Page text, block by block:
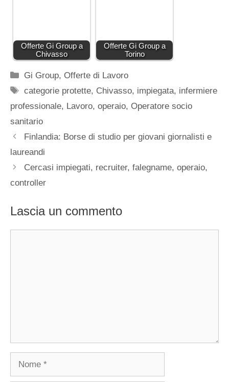
Offerte Gi Group a
Chivasso
Offerte Gi Group a
Torino
Categorie
Gi Group,Offerte di Lavoro
Tag
categorie protette, Chivasso, impiegata, infermiere
professionale, Lavoro, operaio, Operatore socio
sanitario
Finlandia: Borse di studio per giovani giornalisti e
laureandi
Cercasi impiegati, recruiter, falegname, operaio,
controller
Lascia un commento
Nome